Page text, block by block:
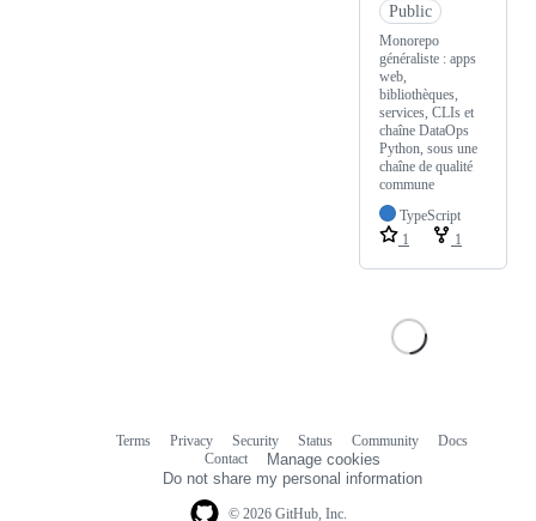
Public
Monorepo
généraliste : apps
web,
bibliothèques,
services, CLIs et
chaîne DataOps
Python, sous une
chaîne de qualité
commune
TypeScript
1
1
© 2026 GitHub, Inc.
Terms Privacy Security Status Community
Docs
Contact
Manage cookies
Do not share my personal information